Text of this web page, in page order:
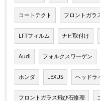
コートテクト フロントガラ
LFTフィルム ナビ取付け
Audi フォルクスワーゲン
ホンダ LEXUS ヘッドラ
フロントガラス飛び石修理